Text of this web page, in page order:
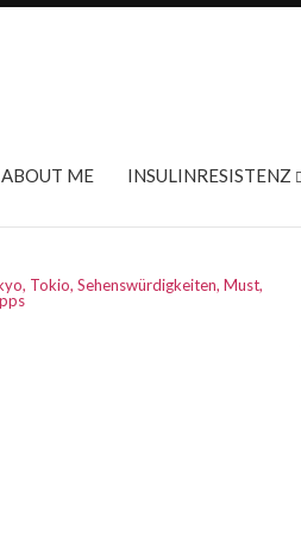
ABOUT ME INSULINRESISTENZ